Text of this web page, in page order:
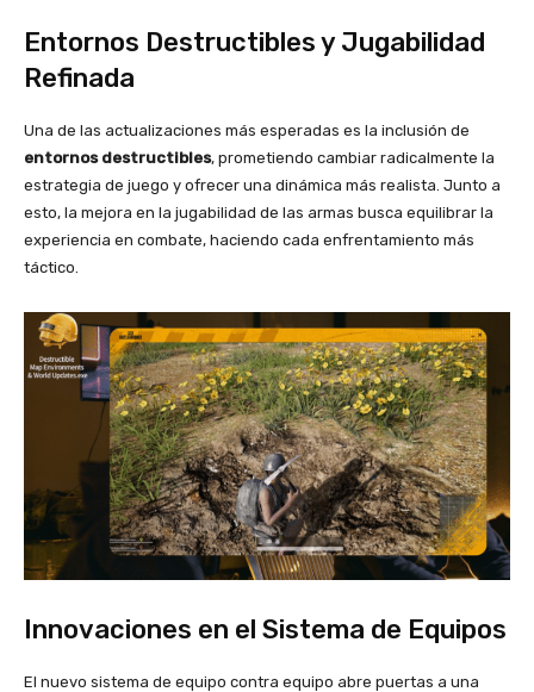
Entornos Destructibles y Jugabilidad
Refinada
Una de las actualizaciones más esperadas es la inclusión de
entornos destructibles, prometiendo cambiar radicalmente la
estrategia de juego y ofrecer una dinámica más realista. Junto a
esto, la mejora en la jugabilidad de las armas busca equilibrar la
experiencia en combate, haciendo cada enfrentamiento más
táctico.
Innovaciones en el Sistema de Equipos
El nuevo sistema de equipo contra equipo abre puertas a una